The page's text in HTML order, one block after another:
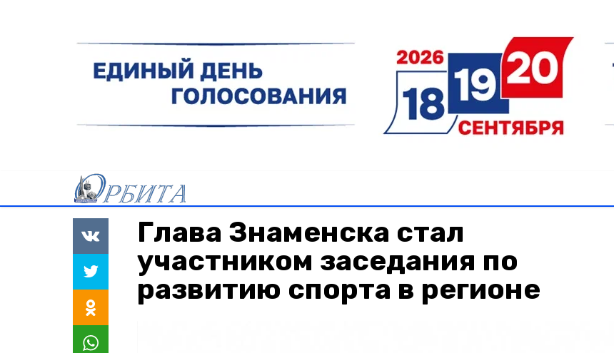
Глава Знаменска стал
участником заседания по
развитию спорта в регионе